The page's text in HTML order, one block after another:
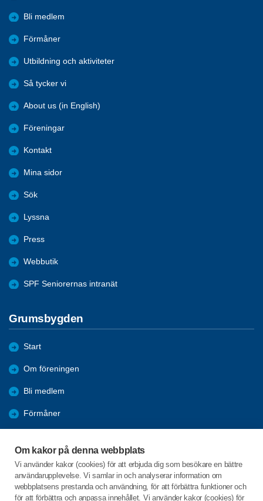
Om kakor på denna webbplats
Vi använder kakor (cookies) för att erbjuda dig som besökare en bättre
användarupplevelse. Vi samlar in och analyserar information om
webbplatsens prestanda och användning, för att förbättra funktioner och
för att förbättra och anpassa innehållet. Vi använder kakor (cookies) för
Bli medlem
Förmåner
Utbildning och aktiviteter
Så tycker vi
About us (in English)
Föreningar
Kontakt
Mina sidor
Sök
Lyssna
Press
Webbutik
SPF Seniorernas intranät
Grumsbygden
Start
Om föreningen
Bli medlem
Förmåner
Månadsmöten
Det händer i Grums